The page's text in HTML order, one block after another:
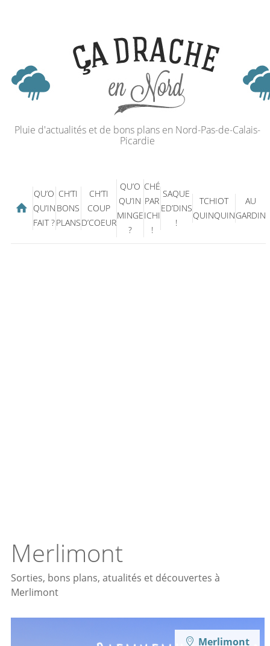
Pluie d'actualités et de bons plans en Nord-Pas-de-Calais-
Picardie
QU’O
QU’IN
FAIT ?
CH’TI
BONS
PLANS
CH’TI
COUP
D’COEUR
QU’O
QU’IN
MINGE
?
CHÉ
PAR
ICHI
!
SAQUE
ED’DINS
!
TCHIOT
QUINQUIN
AU
GARDIN
Merlimont
Sorties, bons plans, atualités et découvertes à
Merlimont
Merlimont